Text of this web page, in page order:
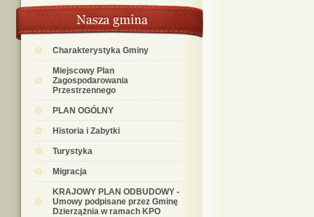
Charakterystyka Gminy
Miejscowy Plan
Zagospodarowania
Przestrzennego
PLAN OGÓLNY
Historia i Zabytki
Turystyka
Migracja
KRAJOWY PLAN ODBUDOWY -
Umowy podpisane przez Gminę
Dzierzążnia w ramach KPO